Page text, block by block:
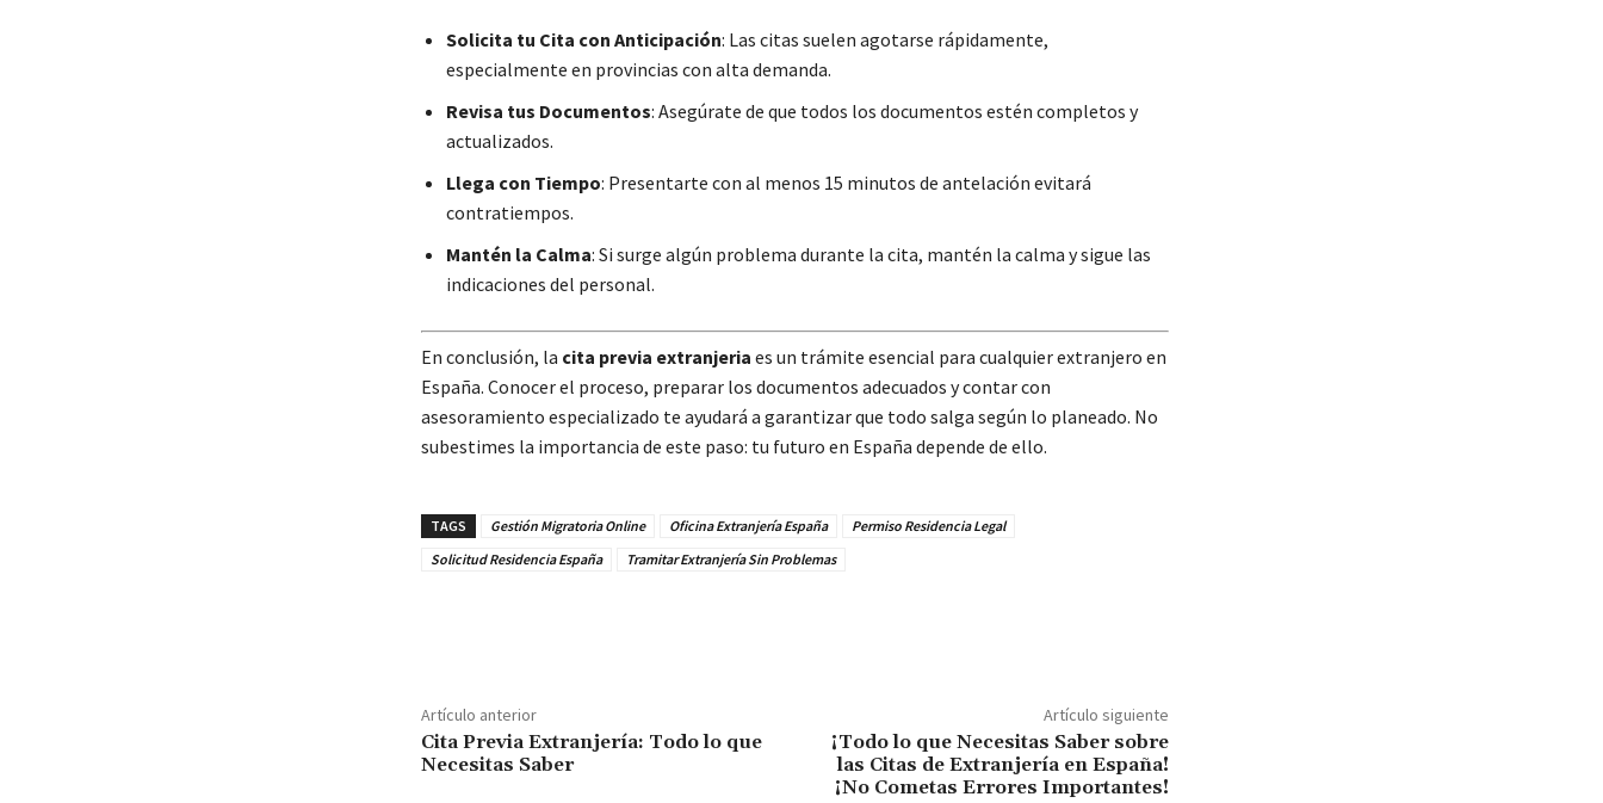
Solicita tu Cita con Anticipación: Las citas suelen agotarse rápidamente,
especialmente en provincias con alta demanda.
Revisa tus Documentos: Asegúrate de que todos los documentos estén completos y
actualizados.
Llega con Tiempo: Presentarte con al menos 15 minutos de antelación evitará
contratiempos.
Mantén la Calma: Si surge algún problema durante la cita, mantén la calma y sigue las
indicaciones del personal.
En conclusión, la cita previa extranjeria es un trámite esencial para cualquier extranjero en
España. Conocer el proceso, preparar los documentos adecuados y contar con
asesoramiento especializado te ayudará a garantizar que todo salga según lo planeado. No
subestimes la importancia de este paso: tu futuro en España depende de ello.
TAGS Gestión Migratoria Online Oficina Extranjería España
Permiso Residencia Legal
Solicitud Residencia España
Tramitar Extranjería Sin Problemas
Artículo anterior
Cita Previa Extranjería: Todo lo que
Necesitas Saber
Artículo siguiente
¡Todo lo que Necesitas Saber sobre
las Citas de Extranjería en España!
¡No Cometas Errores Importantes!